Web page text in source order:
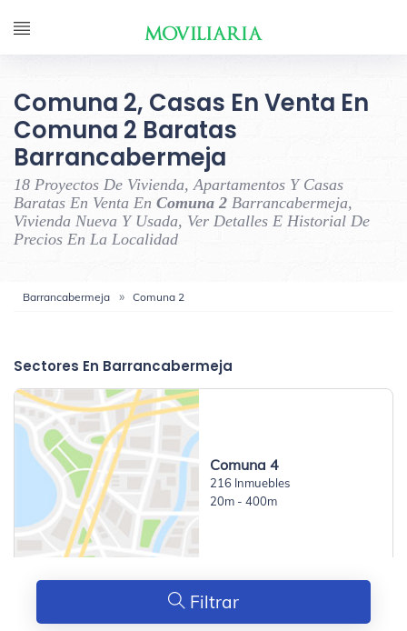
Comuna 2, Casas En Venta En
Comuna 2 Baratas
Barrancabermeja
18 Proyectos De Vivienda, Apartamentos Y Casas
Baratas En Venta En Comuna 2 Barrancabermeja,
Vivienda Nueva Y Usada, Ver Detalles E Historial De
Precios En La Localidad
Barrancabermeja Comuna 2
Sectores En Barrancabermeja
Comuna 4
216 Inmuebles
20m - 400m
Filtrar